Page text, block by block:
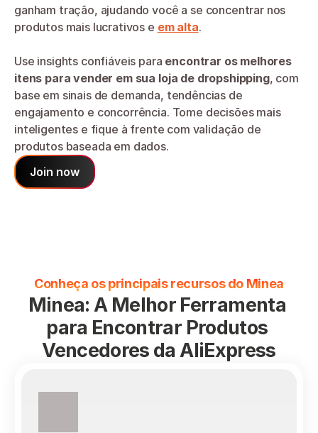
ganham tração, ajudando você a se concentrar nos
produtos mais lucrativos e em alta.
Use insights confiáveis para encontrar os melhores
itens para vender em sua loja de dropshipping, com
base em sinais de demanda, tendências de
engajamento e concorrência. Tome decisões mais
inteligentes e fique à frente com validação de
produtos baseada em dados.
Join now
Conheça os principais recursos do Minea
Minea: A Melhor Ferramenta
para Encontrar Produtos
Vencedores da AliExpress